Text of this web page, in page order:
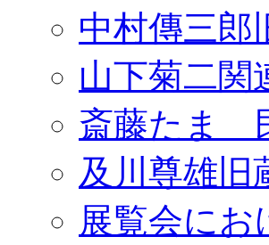
中村傳三郎
山下菊二関
斎藤たま
及川尊雄旧
展覧会に